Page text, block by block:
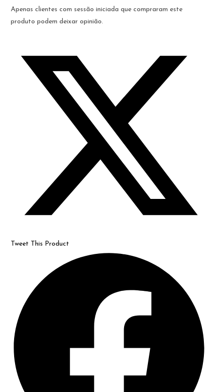
Apenas clientes com sessão iniciada que compraram este
produto podem deixar opinião.
Tweet This Product
window